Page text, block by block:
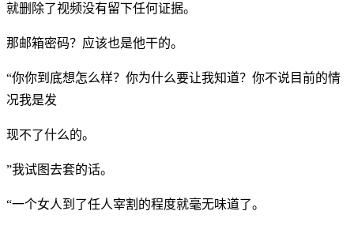
就删除了视频没有留下任何证据。
那邮箱密码？应该也是他干的。
“你你到底想怎么样？你为什么要让我知道？你不说目前的情
况我是发
现不了什么的。
”我试图去套的话。
“一个女人到了任人宰割的程度就毫无味道了。